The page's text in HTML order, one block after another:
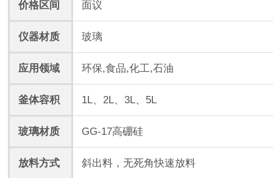
价格区间 面议
仪器材质 玻璃
应用领域 环保,食品,化工,石油
釜体容积 1L、2L、3L、5L
玻璃材质 GG-17高硼硅
放料方式 斜出料，无死角快速放料